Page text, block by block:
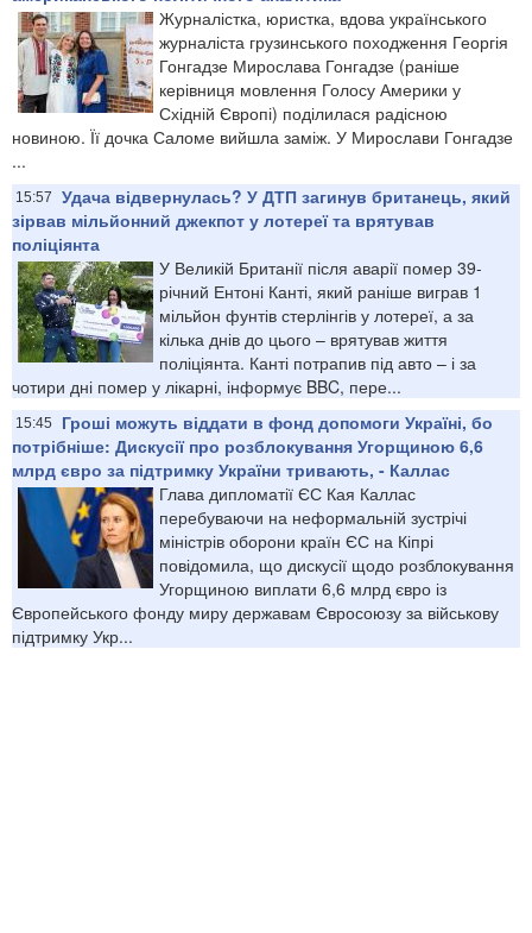
Журналістка, юристка, вдова українського
журналіста грузинського походження Георгія
Гонгадзе Мирослава Гонгадзе (раніше
керівниця мовлення Голосу Америки у
Східній Європі) поділилася радісною
новиною. Її дочка Саломе вийшла заміж. У Мирослави Гонгадзе
...
15:57
Удача відвернулась? У ДТП загинув британець, який
зірвав мільйонний джекпот у лотереї та врятував
поліціянта
У Великій Британії після аварії помер 39-
річний Ентоні Канті, який раніше виграв 1
мільйон фунтів стерлінгів у лотереї, а за
кілька днів до цього – врятував життя
поліціянта. Канті потрапив під авто – і за
чотири дні помер у лікарні, інформує BBC, пере...
15:45
Гроші можуть віддати в фонд допомоги Україні, бо
потрібніше: Дискусії про розблокування Угорщиною 6,6
млрд євро за підтримку України тривають, - Каллас
Глава дипломатії ЄС Кая Каллас
перебуваючи на неформальній зустрічі
міністрів оборони країн ЄС на Кіпрі
повідомила, що дискусії щодо розблокування
Угорщиною виплати 6,6 млрд євро із
Європейського фонду миру державам Євросоюзу за військову
підтримку Укр...